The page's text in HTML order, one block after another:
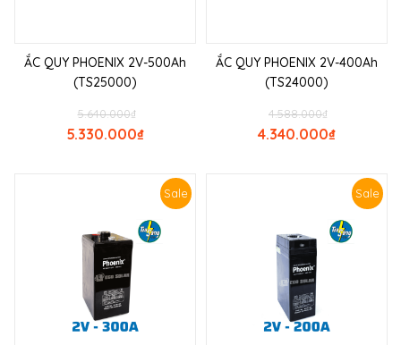
ẮC QUY PHOENIX 2V-500Ah
(TS25000)
₫
5.640.000
₫
5.330.000
ẮC QUY PHOENIX 2V-400Ah
(TS24000)
₫
4.588.000
₫
4.340.000
Sale Sale